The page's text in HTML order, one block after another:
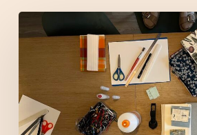
Fabrication
solidaires
!